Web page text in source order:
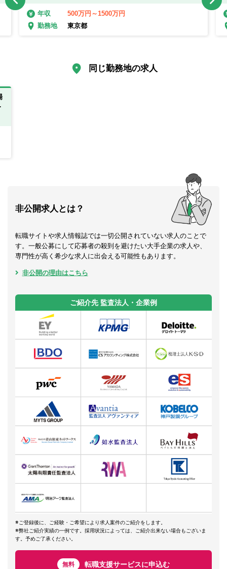
年収
500万円～1500万円
勤務地
東京都
同じ勤務地の求人
非公開求人とは？
転職サイトや求人情報誌では一切公開されていない求人のことで
す。一般公募にして応募者の殺到を避けたい大手企業の求人や、
専門性が高く希少な求人に出会える可能性もあります。
非公開の理由はこちら
ご紹介先 監査法人・企業例
※ご登録後に、ご経験・ご希望により求人案件のご紹介をします。
※弊社ご紹介実績の一例です。採用状況によっては、ご紹介出来ない場合もございま
す。予めご了承ください。
無料 転職支援サービスに申込む